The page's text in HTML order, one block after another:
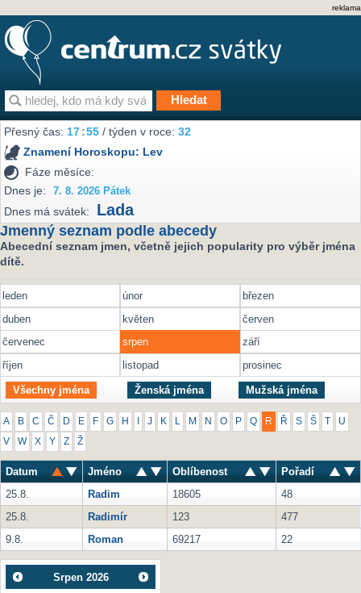
reklama
Přesný čas:17:55 / týden v roce:32
Znamení Horoskopu: Lev
Fáze měsíce:
Dnes je:
7. 8. 2026 Pátek
Dnes má svátek: Lada
Jmenný seznam podle abecedy
Abecední seznam jmen, včetně jejich popularity pro výběr jména
dítě.
leden únor
březen
duben
květen
červen
červenec
srpen
září
říjen
listopad prosinec
Všechny jména Ženská jména Mužská jména
A B C Č D E F G H J K M N O P Q R Ř S Š U
V W X Y Z Ž
Datum Jméno Oblíbenost
Pořadí
25.8.
Radim 18605
48
25.8.
Radimír 123
477
9.8.
Roman 69217 22
Srpen 2026